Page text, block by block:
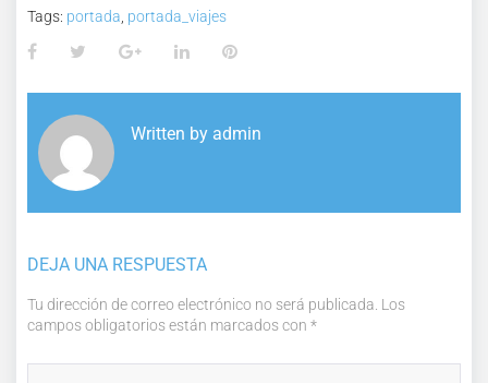
Tags: portada portada_viajes
FacebookTwitterGoogle+LinkedInPinterest
Written by admin
DEJA UNA RESPUESTA
Tu dirección de correo electrónico no será publicada. Los
campos obligatorios están marcados con *